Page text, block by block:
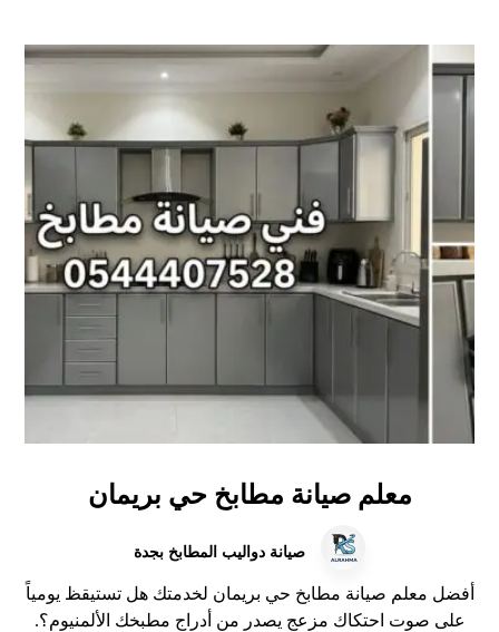
معلم صيانة مطابخ حي بريمان
صيانة دواليب المطابخ بجدة
أفضل معلم صيانة مطابخ حي بريمان لخدمتك هل تستيقظ يومياً
على صوت احتكاك مزعج يصدر من أدراج مطبخك الألمنيوم؟.